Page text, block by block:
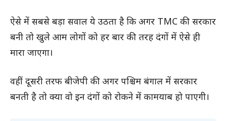
ऐसे में सबसे बड़ा सवाल ये उठता है कि अगर TMC की सरकार
बनी तो खुले आम लोगों को हर बार की तरह दंगों में ऐसे ही
मारा जाएगा।
वहीं दूसरी तरफ बीजेपी की अगर पश्चिम बंगाल में सरकार
बनती है तो क्या वो इन दंगों को रोकने में कामयाब हो पाएगी।